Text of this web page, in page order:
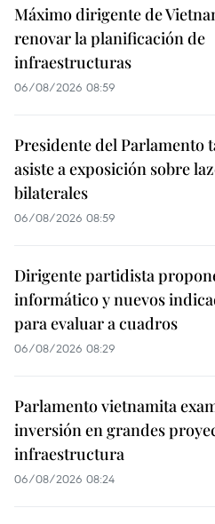
Máximo dirigente de
renovar la planificación de
infraestructuras
06/08/2026 08:59
Presidente del Parlamento
asiste a exposición sobre
bilaterales
06/08/2026 08:59
Dirigente partidista
informático y nuevos
para evaluar a cuadros
06/08/2026 08:29
Parlamento vietnamita
inversión en grandes
infraestructura
06/08/2026 08:24